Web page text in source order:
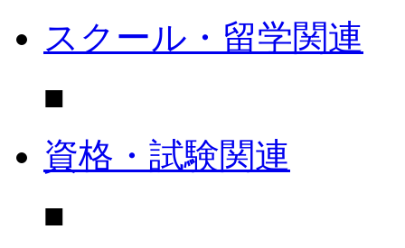
スクール・留学関連
■
資格・試験関連
■